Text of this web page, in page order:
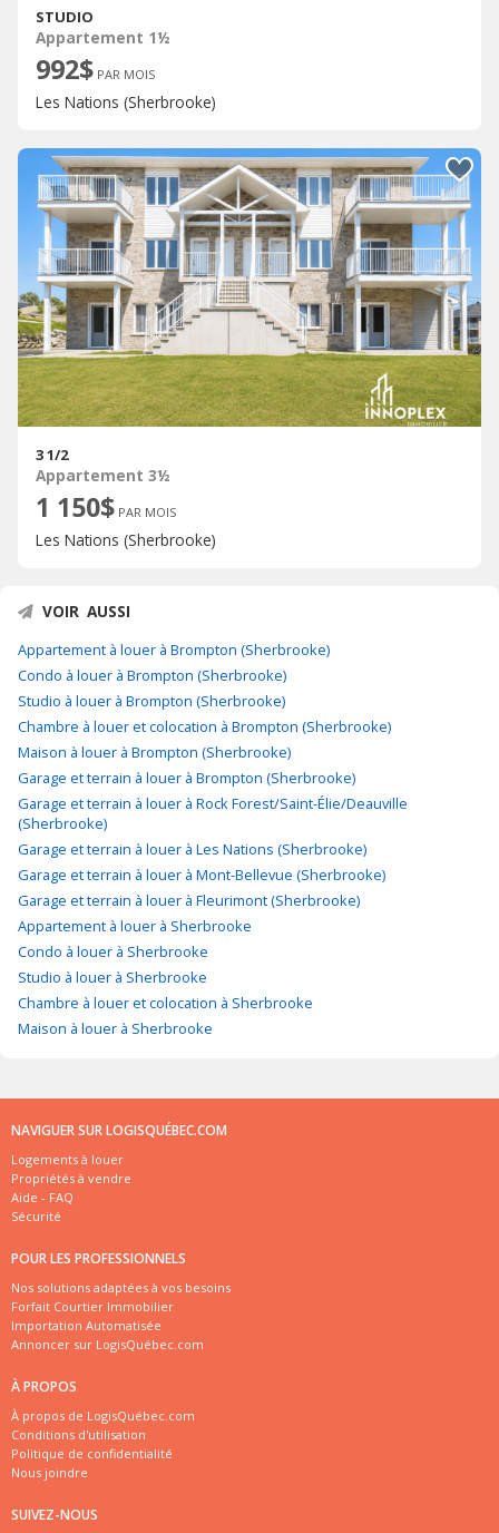
STUDIO
Appartement 1½
992$ PAR MOIS
Les Nations (Sherbrooke)
3 1/2
Appartement 3½
1 150$ PAR MOIS
Les Nations (Sherbrooke)
VOIR AUSSI
Appartement à louer à Brompton (Sherbrooke)
Condo à louer à Brompton (Sherbrooke)
Studio à louer à Brompton (Sherbrooke)
Chambre à louer et colocation à Brompton (Sherbrooke)
Maison à louer à Brompton (Sherbrooke)
Garage et terrain à louer à Brompton (Sherbrooke)
Garage et terrain à louer à Rock Forest/Saint-Élie/Deauville
(Sherbrooke)
Garage et terrain à louer à Les Nations (Sherbrooke)
Garage et terrain à louer à Mont-Bellevue (Sherbrooke)
Garage et terrain à louer à Fleurimont (Sherbrooke)
Appartement à louer à Sherbrooke
Condo à louer à Sherbrooke
Studio à louer à Sherbrooke
Chambre à louer et colocation à Sherbrooke
Maison à louer à Sherbrooke
NAVIGUER SUR LOGISQUÉBEC.COM
Logements à louer
Propriétés à vendre
Aide - FAQ
Sécurité
POUR LES PROFESSIONNELS
Nos solutions adaptées à vos besoins
Forfait Courtier Immobilier
Importation Automatisée
Annoncer sur LogisQuébec.com
À PROPOS
À propos de LogisQuébec.com
Conditions d'utilisation
Politique de confidentialité
Nous joindre
SUIVEZ-NOUS